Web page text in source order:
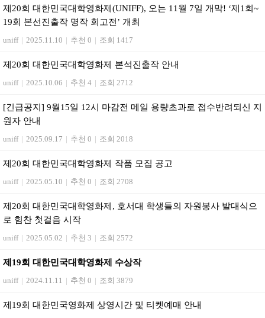
제20회 대한민국대학영화제(UNIFF), 오는 11월 7일 개막! ‘제1회~
19회 본선진출작 명작 회고전’ 개최
uniff | 2025.11.10 | 추천 0 | 조회 1417
제20회 대한민국대학영화제 본석진출작 안내
uniff | 2025.10.06 | 추천 4 | 조회 2712
[긴급공지] 9월15일 12시 마감전 메일 용량초과로 접수반려되신 지
원자 안내
uniff | 2025.09.17 | 추천 0 | 조회 2018
제20회 대한민국대학영화제 작품 모집 공고
uniff | 2025.05.10 | 추천 0 | 조회 2708
제20회 대한민국대학영화제, 호서대 학생들의 자원봉사 발대식으
로 힘찬 첫걸음 시작
uniff | 2025.05.02 | 추천 3 | 조회 2572
제19회 대한민국대학영화제 수상작
uniff | 2024.11.11 | 추천 0 | 조회 3879
제19회 대한민국영화제 상영시간 및 티켓예매 안내